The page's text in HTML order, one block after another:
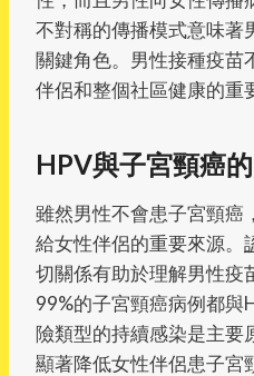
不對稱的傳播模式意味著
關鍵角色。男性接種疫苗
伴侶和整個社區健康的重
HPV與子宮頸癌
雖然男性不會患子宮頸癌
給女性伴侶的重要來源。
切關係有助於理解男性疫
99%的子宮頸癌病例都與
險類型的持續感染是主要
顯著降低女性伴侶患子宮